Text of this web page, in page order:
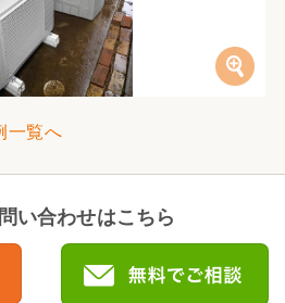
一覧へ
い合わせはこちら